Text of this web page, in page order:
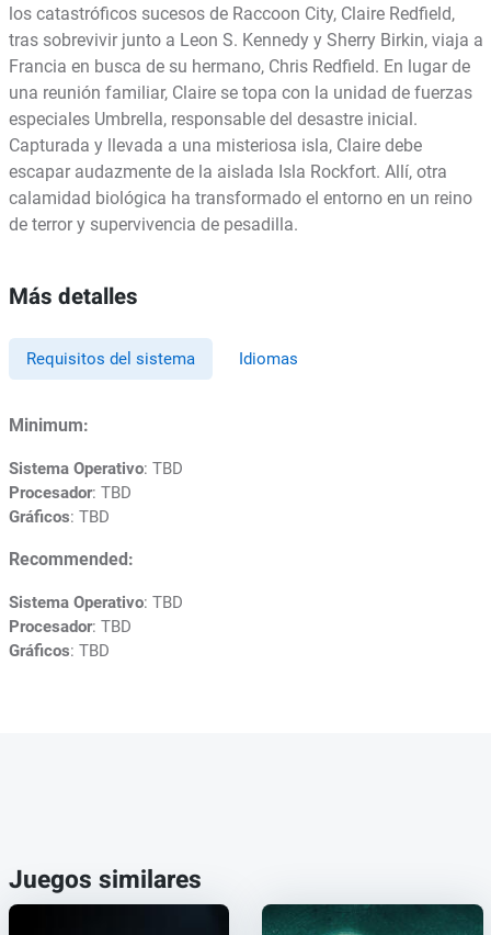
los catastróficos sucesos de Raccoon City, Claire Redfield,
tras sobrevivir junto a Leon S. Kennedy y Sherry Birkin, viaja a
Francia en busca de su hermano, Chris Redfield. En lugar de
una reunión familiar, Claire se topa con la unidad de fuerzas
especiales Umbrella, responsable del desastre inicial.
Capturada y llevada a una misteriosa isla, Claire debe
escapar audazmente de la aislada Isla Rockfort. Allí, otra
calamidad biológica ha transformado el entorno en un reino
de terror y supervivencia de pesadilla.
Más detalles
Requisitos del sistema Idiomas
Minimum:
Sistema Operativo: TBD
Procesador: TBD
Gráficos: TBD
Recommended:
Sistema Operativo: TBD
Procesador: TBD
Gráficos: TBD
Juegos similares